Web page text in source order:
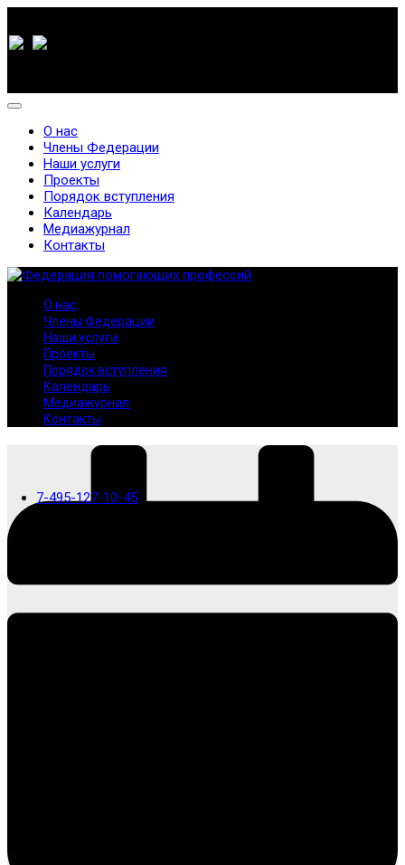
7-495-127-10-45
О нас
Члены Федерации
Наши услуги
Проекты
Порядок вступления
Календарь
Медиажурнал
Контакты
О нас
Члены Федерации
Наши услуги
Проекты
Порядок вступления
Календарь
Медиажурнал
Контакты